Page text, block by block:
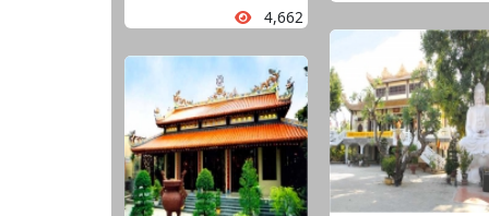
4,662